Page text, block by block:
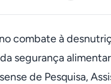
combate à
segurança
de Pesquisa,